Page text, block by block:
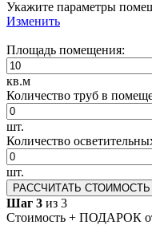
Укажите параметры
Изменить
Площадь помещения:
кв.м
Количество труб в
шт.
Количество
шт.
РАССЧИТАТЬ СТОИМОСТЬ
Шаг 3 из 3
Стоимость + ПОДАРОК